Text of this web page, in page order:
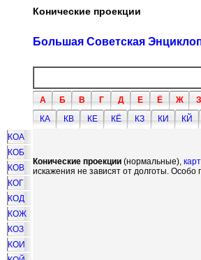
Конические проекции
Большая Советская
А Б В Г Д Е Ё Ж З
КА
КВ КЕ КЁ КЗ КИ КЙ
КОА
КОБ
КОВ
КОГ
КОД
КОЖ
КОЗ
КОИ
Конические проекции (нормальные),
искажения не зависят от долготы.